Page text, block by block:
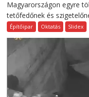
Magyarországon egyre
tetőfedőnek és
Építőipar Oktatás Slidex